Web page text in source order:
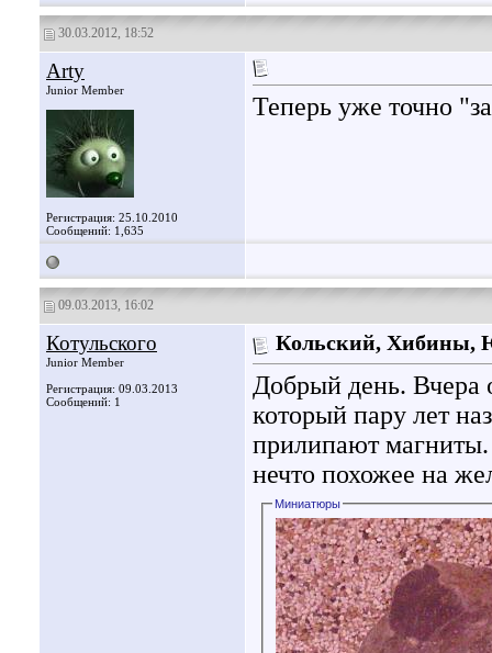
30.03.2012, 18:52
Arty
Junior Member
Регистрация: 25.10.2010
Сообщений: 1,635
Теперь уже точно
09.03.2013, 16:02
Котульского
Junior Member
Регистрация: 09.03.2013
Сообщений: 1
Кольский, Хибины,
Добрый день. Вчера
который пару лет
прилипают
нечто похожее на
Миниатюры